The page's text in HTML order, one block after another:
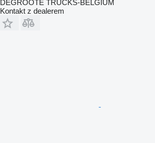
DEGROOTE TRUCKS-BELGIUM
Kontakt z dealerem